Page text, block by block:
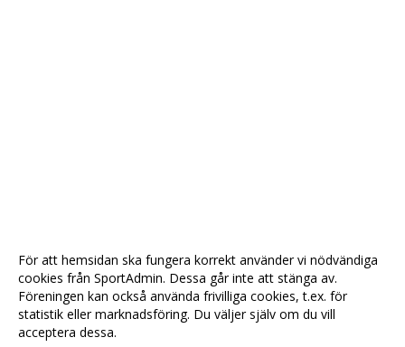
För att hemsidan ska fungera korrekt använder vi nödvändiga
cookies från SportAdmin. Dessa går inte att stänga av.
Föreningen kan också använda frivilliga cookies, t.ex. för
statistik eller marknadsföring. Du väljer själv om du vill
acceptera dessa.